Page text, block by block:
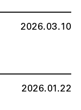
2026.03.10
2026.01.22